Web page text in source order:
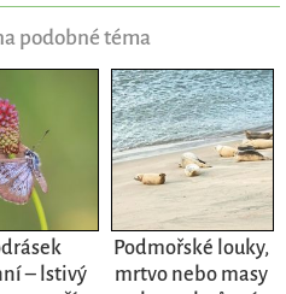
podobné téma
– lstivý
Podmořské louky,
mrtvo nebo masy